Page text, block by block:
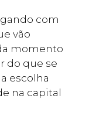
com
vão
momento
do que se
escolha
na capital